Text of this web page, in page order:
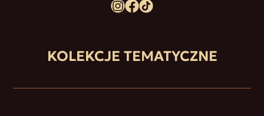
KOLEKCJE TEMATYCZNE